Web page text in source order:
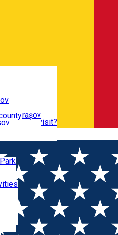
to visit?
- Brașov